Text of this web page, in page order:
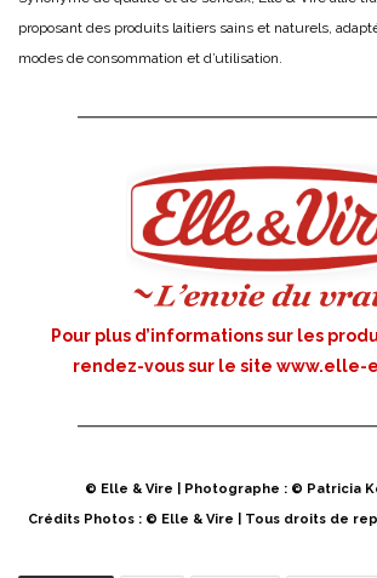
proposant des produits laitiers sains et naturels,
modes de consommation et d’utilisation.
Pour plus d’informations sur les
rendez-vous sur le site www.elle-
© Elle & Vire | Photographe : © Patricia
Crédits Photos : © Elle & Vire | Tous droits de